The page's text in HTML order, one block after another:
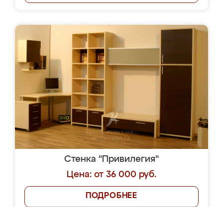
Стенка "Привилегия"
Цена: от 36 000 руб.
ПОДРОБНЕЕ